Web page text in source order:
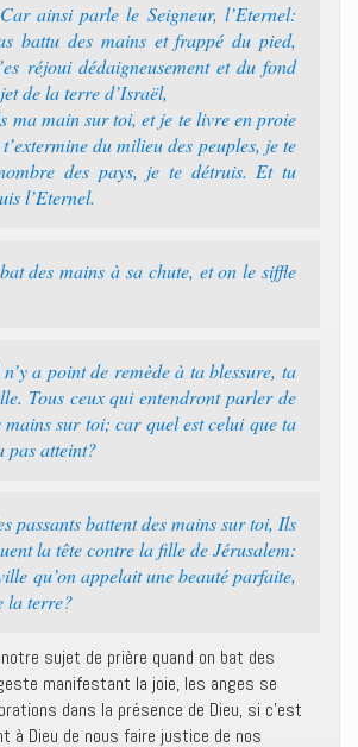
ainsi parle le Seigneur, l’Eternel:
battu des mains et frappé du pied,
réjoui dédaigneusement et du fond
de la terre d’Israël,
ma main sur toi, et je te livre en proie
du milieu des peuples, je te
des pays, je te détruis. Et tu
l’Eternel.
des mains à sa chute, et on le siffle
a point de remède à ta blessure, ta
Tous ceux qui entendront parler de
sur toi; car quel est celui que ta
pas atteint?
passants battent des mains sur toi, Ils
la tête contre la fille de Jérusalem:
qu’on appelait une beauté parfaite,
la terre?
sujet de prière quand on bat des
manifestant la joie, les anges se
dans la présence de Dieu, si c’est
à Dieu de nous faire justice de nos